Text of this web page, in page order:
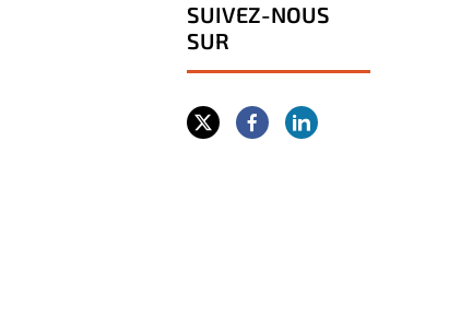
SUIVEZ-NOUS
SUR